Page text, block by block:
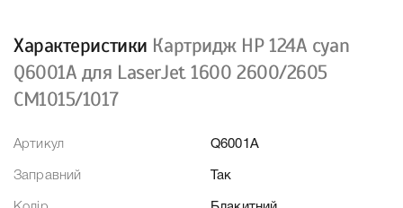
Характеристики Картридж HP 124A cyan
Q6001A для LaserJet 1600 2600/2605
CM1015/1017
Артикул Q6001A
Заправний Так